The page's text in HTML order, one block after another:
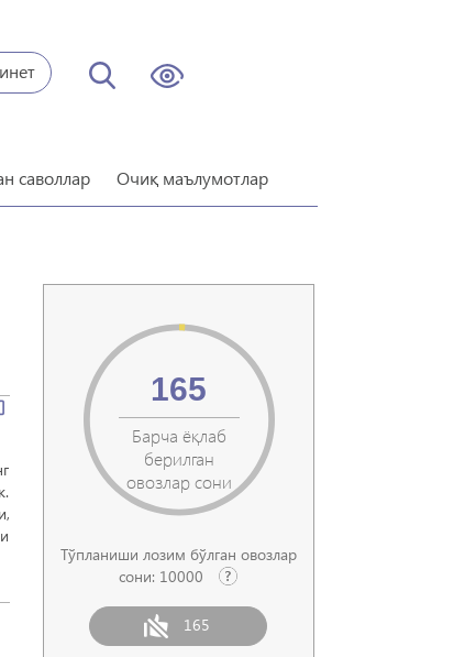
саволлар Очиқ маълумотлар
Барча ёқлаб
берилган
овозлар сони
165
Тўпланиши лозим бўлган овозлар
сони: 10000
165